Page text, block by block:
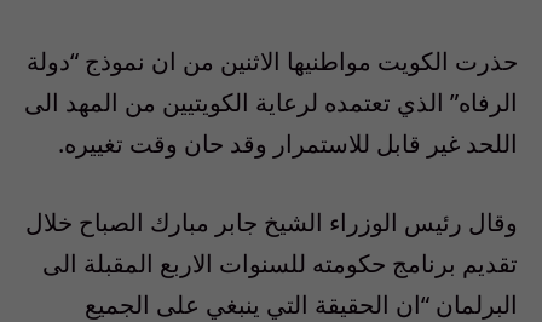
حذرت الكويت مواطنيها الاثنين من ان نموذج “دولة
الرفاه” الذي تعتمده لرعاية الكويتيين من المهد الى
اللحد غير قابل للاستمرار وقد حان وقت تغييره.
وقال رئيس الوزراء الشيخ جابر مبارك الصباح خلال
تقديم برنامج حكومته للسنوات الاربع المقبلة الى
البرلمان “ان الحقيقة التي ينبغي على الجميع